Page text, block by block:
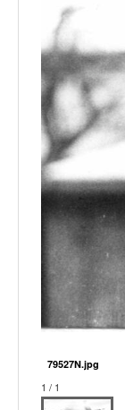
79527N.jpg
1 / 1